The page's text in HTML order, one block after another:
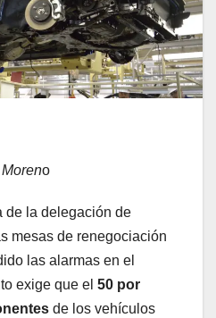
o
de la delegación de
mesas de renegociación
las alarmas en el
exige que el 50 por
de los vehículos